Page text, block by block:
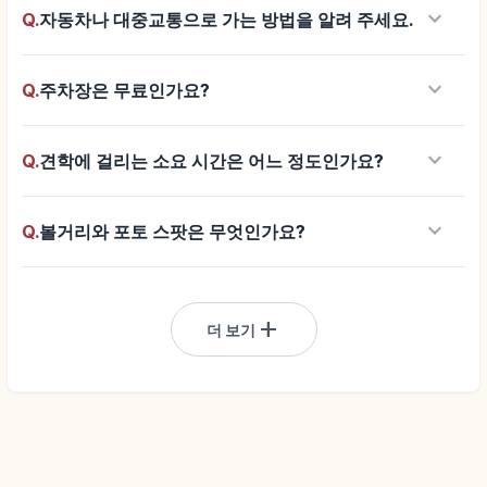
Q.자동차나 대중교통으로 가는 방법을 알려 주세요. keyboard_arrow_down
Q.주차장은 무료인가요? keyboard_arrow_down
Q.견학에 걸리는 소요 시간은 어느 정도인가요? keyboard_arrow_down
Q.볼거리와 포토 스팟은 무엇인가요? keyboard_arrow_down
더 보기 add